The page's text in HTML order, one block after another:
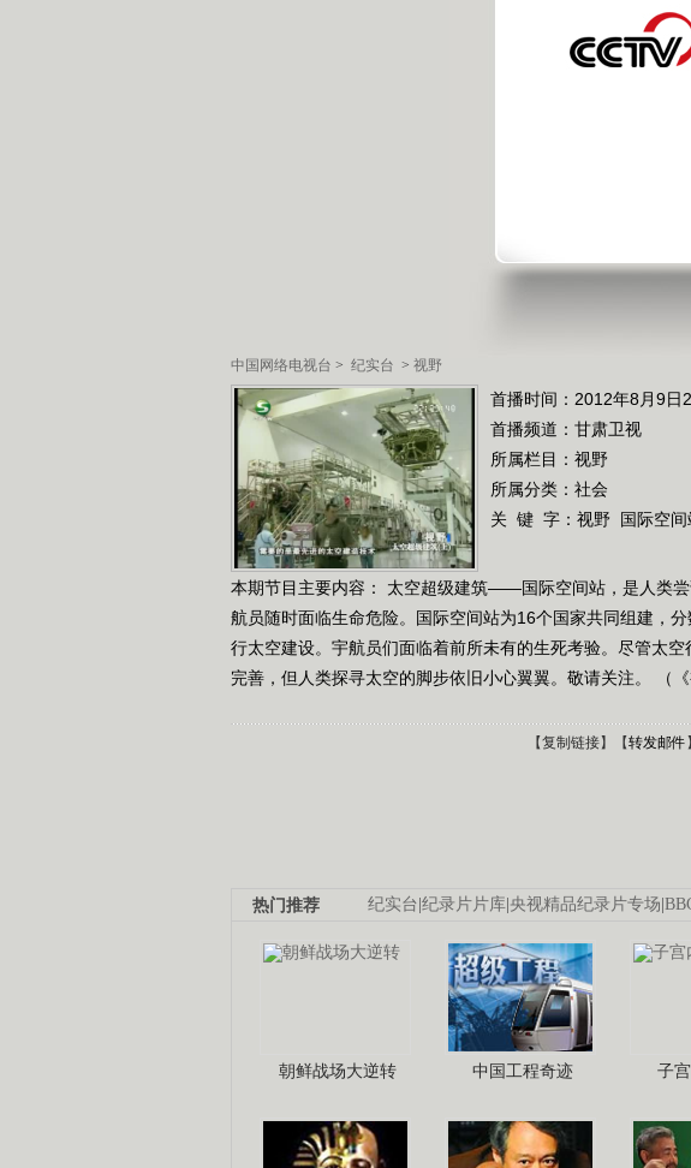
中国网络电视台 > 纪实台 > 视野
首播时间：2012年8月9日
首播频道： 甘肃卫视
所属栏目： 视野
所属分类：社会
关 键 字： 视野 国际空间
本期节目主要内容： 太空超级建筑——国际空间站，是人类
航员随时面临生命危险。国际空间站为16个国家共同组建，
行太空建设。宇航员们面临着前所未有的生死考验。尽管太
完善，但人类探寻太空的脚步依旧小心翼翼。敬请关注。 （
【复制链接】【转发邮件 】
纪实台 纪录片片库 央视精品纪录片专场
热门推荐
朝鲜战场大逆转 中国工程奇迹 子